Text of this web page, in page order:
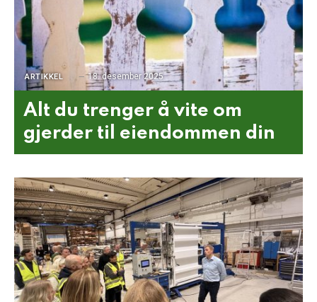
ARTIKKEL 18. desember 2025
Alt du trenger å vite om
gjerder til eiendommen din